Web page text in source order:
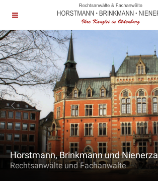
Horstmann, Brinkmann und Nienerza
Rechtsanwälte und Fachanwälte